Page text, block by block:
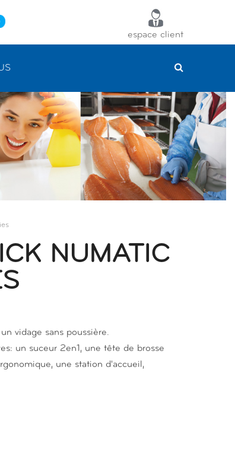
espace client
NUMATIC
vidage sans poussière.
un suceur 2en1, une tête de brosse
une station d'accueil,